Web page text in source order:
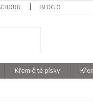
BLOG O
Křemičité písky